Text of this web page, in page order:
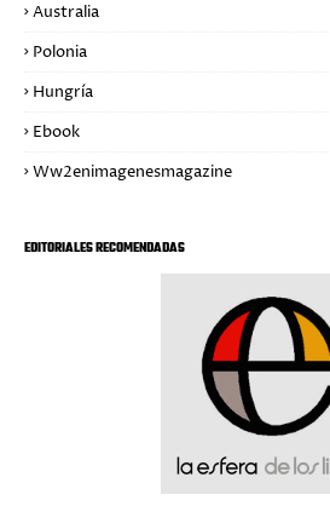
Australia
Polonia
Hungría
Ebook
Ww2enimagenesmagazine
EDITORIALES RECOMENDADAS